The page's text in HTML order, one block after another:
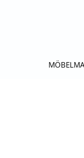
MÖBEL